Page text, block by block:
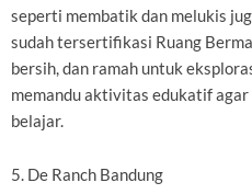
seperti membatik dan melukis
sudah tersertifikasi Ruang
bersih, dan ramah untuk
memandu aktivitas edukatif
belajar.
5. De Ranch Bandung